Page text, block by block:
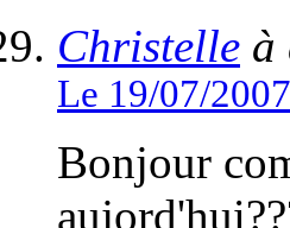
Christelle à
Le 19/07/
Bonjour